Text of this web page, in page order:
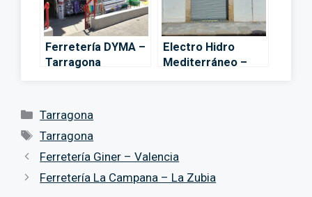
Ferretería DYMA –
Tarragona
Electro Hidro
Mediterráneo –
Categorías
Tarragona
Etiquetas
Tarragona
Ferretería Giner – Valencia
Ferretería La Campana – La Zubia